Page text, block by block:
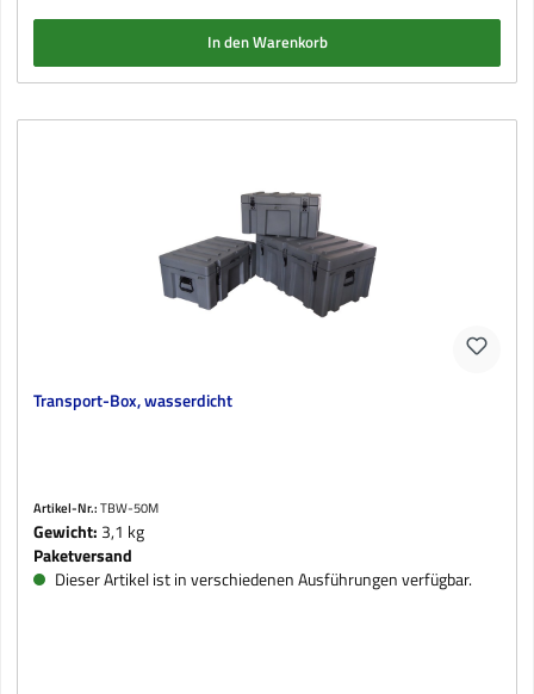
In den Warenkorb
Transport-Box, wasserdicht
Artikel-Nr.:TBW-50M
Gewicht: 3,1 kg
Paketversand
Dieser Artikel ist in verschiedenen Ausführungen verfügbar.